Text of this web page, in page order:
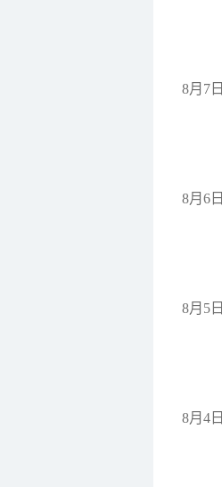
8月7日
8月6日
8月5日
8月4日